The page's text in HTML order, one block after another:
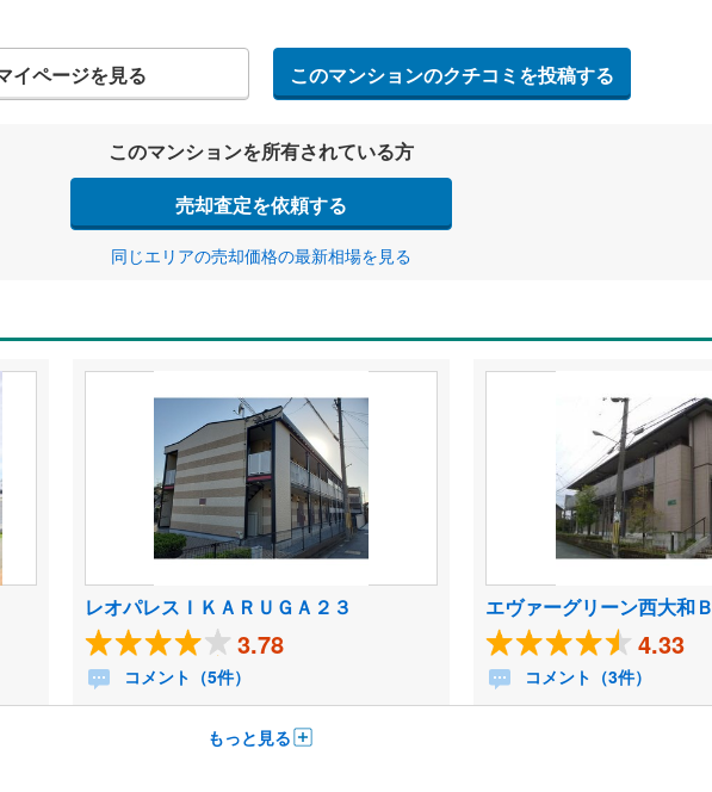
イページを見る このマンションのクチコミを投稿する
このマンションを所有されている方
売却査定を依頼する
同じエリアの売却価格の最新相場を見る
レオパレスＩＫＡＲＵＧＡ２３
3.78
コメント（5件）
エヴァーグリーン西大和Ｂ
4.33
コメント（3件）
もっと見る